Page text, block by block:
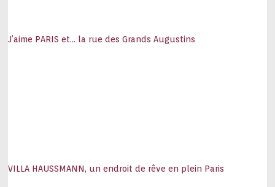
J’aime PARIS et… la rue des Grands Augustins
VILLA HAUSSMANN, un endroit de rêve en plein Paris